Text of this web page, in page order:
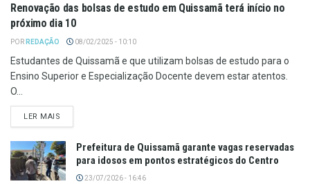
Renovação das bolsas de estudo em Quissamã terá início no
próximo dia 10
POR REDAÇÃO 08/02/2025 - 10:10
Estudantes de Quissamã e que utilizam bolsas de estudo para o
Ensino Superior e Especialização Docente devem estar atentos.
O...
LER MAIS
Prefeitura de Quissamã garante vagas reservadas
para idosos em pontos estratégicos do Centro
23/07/2026 - 16:46